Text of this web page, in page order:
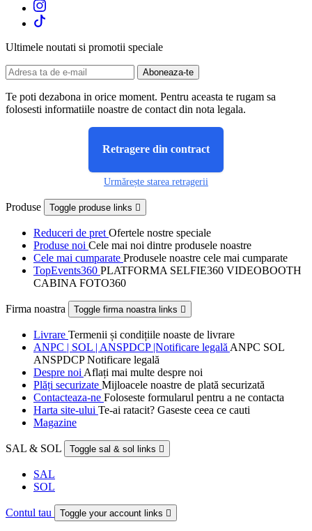
Ultimele noutati si promotii speciale
Te poti dezabona in orice moment. Pentru aceasta te rugam sa
folosesti informatiile noastre de contact din nota legala.
Retragere din contract
Urmărește starea retragerii
Produse Toggle produse links 
Reduceri de pret Ofertele nostre speciale
Produse noi Cele mai noi dintre produsele noastre
Cele mai cumparate Produsele noastre cele mai cumparate
TopEvents360 PLATFORMA SELFIE360 VIDEOBOOTH
CABINA FOTO360
Firma noastra Toggle firma noastra links 
Livrare Termenii și condițiile noaste de livrare
ANPC | SOL | ANSPDCP |Notificare legală ANPC SOL
ANSPDCP Notificare legală
Despre noi Aflați mai multe despre noi
Plăți securizate Mijloacele noastre de plată securizată
Contacteaza-ne Foloseste formularul pentru a ne contacta
Harta site-ului Te-ai ratacit? Gaseste ceea ce cauti
Magazine
SAL & SOL Toggle sal & sol links 
SAL
SOL
Contul tau Toggle your account links 